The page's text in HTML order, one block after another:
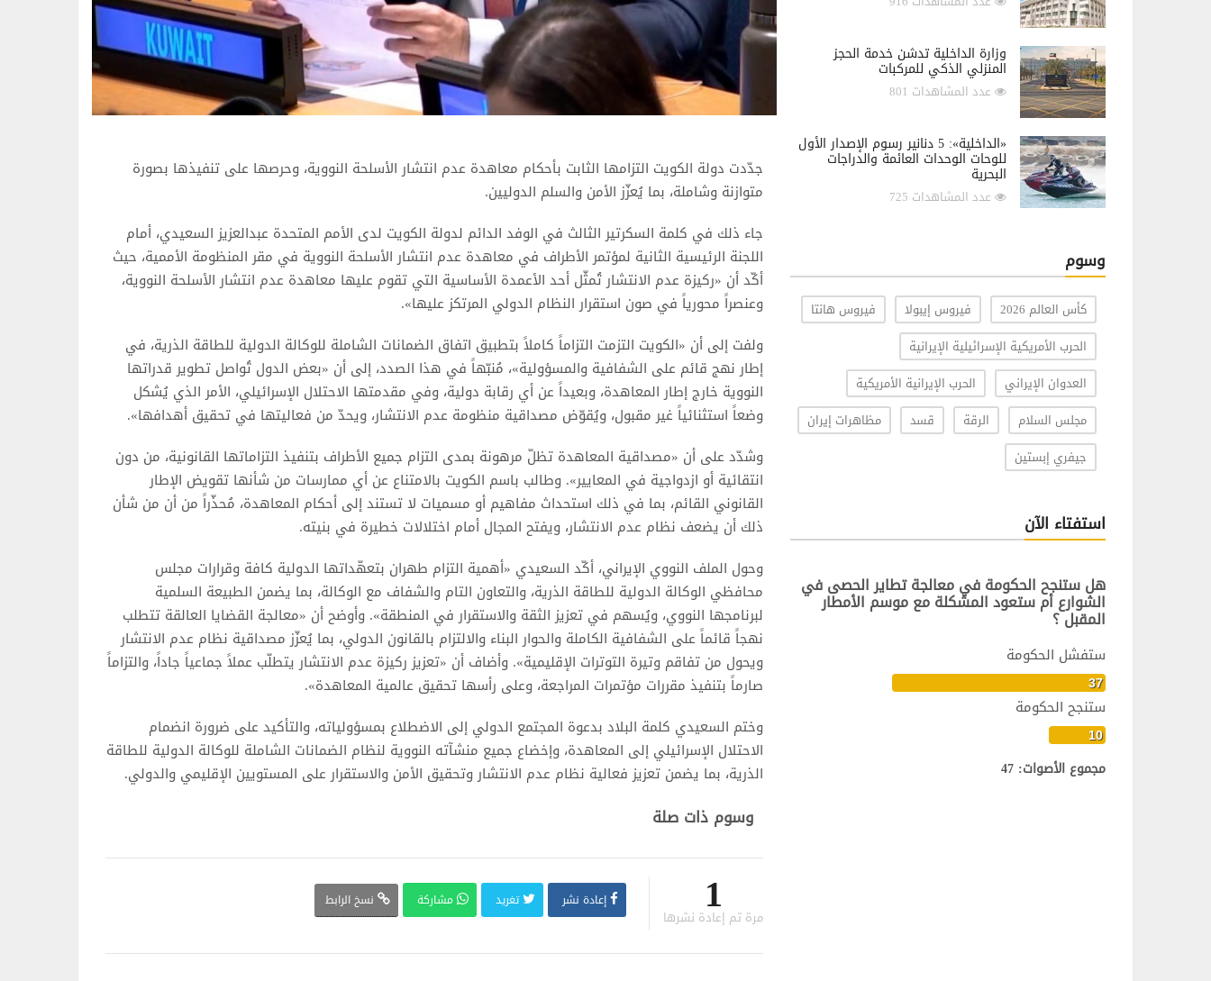
جدّدت دولة الكويت التزامها الثابت بأحكام معاهدة عدم انتشار الأسلحة النووية، وحرصها على تنفيذها بصورة
متوازنة وشاملة، بما يُعزّز الأمن والسلم الدوليين.
جاء ذلك في كلمة السكرتير الثالث في الوفد الدائم لدولة الكويت لدى الأمم المتحدة عبدالعزيز السعيدي، أمام
اللجنة الرئيسية الثانية لمؤتمر الأطراف في معاهدة عدم انتشار الأسلحة النووية في مقر المنظومة الأممية، حيث
أكّد أن «ركيزة عدم الانتشار تُمثّل أحد الأعمدة الأساسية التي تقوم عليها معاهدة عدم انتشار الأسلحة النووية،
وعنصراً محورياً في صون استقرار النظام الدولي المرتكز عليها».
ولفت إلى أن «الكويت التزمت التزاماً كاملاً بتطبيق اتفاق الضمانات الشاملة للوكالة الدولية للطاقة الذرية، في
إطار نهج قائم على الشفافية والمسؤولية»، مُنبّهاً في هذا الصدد، إلى أن «بعض الدول تُواصل تطوير قدراتها
النووية خارج إطار المعاهدة، وبعيداً عن أي رقابة دولية، وفي مقدمتها الاحتلال الإسرائيلي، الأمر الذي يُشكل
وضعاً استثنائياً غير مقبول، ويُقوّض مصداقية منظومة عدم الانتشار، ويحدّ من فعاليتها في تحقيق أهدافها».
وشدّد على أن «مصداقية المعاهدة تظلّ مرهونة بمدى التزام جميع الأطراف بتنفيذ التزاماتها القانونية، من دون
انتقائية أو ازدواجية في المعايير». وطالب باسم الكويت بالامتناع عن أي ممارسات من شأنها تقويض الإطار
القانوني القائم، بما في ذلك استحداث مفاهيم أو مسميات لا تستند إلى أحكام المعاهدة، مُحذّراً من أن من شأن
ذلك أن يضعف نظام عدم الانتشار، ويفتح المجال أمام اختلالات خطيرة في بنيته.
وحول الملف النووي الإيراني، أكّد السعيدي «أهمية التزام طهران بتعهّداتها الدولية كافة وقرارات مجلس
محافظي الوكالة الدولية للطاقة الذرية، والتعاون التام والشفاف مع الوكالة، بما يضمن الطبيعة السلمية
لبرنامجها النووي، ويُسهم في تعزيز الثقة والاستقرار في المنطقة». وأوضح أن «معالجة القضايا العالقة تتطلب
نهجاً قائماً على الشفافية الكاملة والحوار البناء والالتزام بالقانون الدولي، بما يُعزّز مصداقية نظام عدم الانتشار
ويحول من تفاقم وتيرة التوترات الإقليمية». وأضاف أن «تعزيز ركيزة عدم الانتشار يتطلّب عملاً جماعياً جاداً، والتزاماً
صارماً بتنفيذ مقررات مؤتمرات المراجعة، وعلى رأسها تحقيق عالمية المعاهدة».
وختم السعيدي كلمة البلاد بدعوة المجتمع الدولي إلى الاضطلاع بمسؤولياته، والتأكيد على ضرورة انضمام
الاحتلال الإسرائيلي إلى المعاهدة، وإخضاع جميع منشآته النووية لنظام الضمانات الشاملة للوكالة الدولية للطاقة
الذرية، بما يضمن تعزيز فعالية نظام عدم الانتشار وتحقيق الأمن والاستقرار على المستويين الإقليمي والدولي.
وسوم ذات صلة
1
مرة تم إعادة نشرها
إعادة نشر تغريد مشاركة نسخ الرابط
وزارة الداخلية تدشن خدمة الحجز
المنزلي الذكي للمركبات
عدد المشاهدات 801
«الداخلية»: 5 دنانير رسوم الإصدار الأول
للوحات الوحدات العائمة والدراجات
البحرية
عدد المشاهدات 725
وسوم
كأس العالم 2026 فيروس إيبولا
فيروس هانتا
الحرب الأمريكية الإسرائيلية الإيرانية
العدوان الإيراني
الحرب الإيرانية الأمريكية
مجلس السلام
الرقة قسد
مظاهرات إيران
جيفري إبستين
استفتاء الآن
هل ستنجح الحكومة في معالجة تطاير الحصى في
الشوارع أم ستعود المشكلة مع موسم الأمطار
المقبل ؟
ستفشل الحكومة
37
ستنجح الحكومة
10
مجموع الأصوات: 47